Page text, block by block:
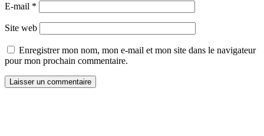
E-mail *
Site web
Enregistrer mon nom, mon e-mail et mon site dans le navigateur
pour mon prochain commentaire.